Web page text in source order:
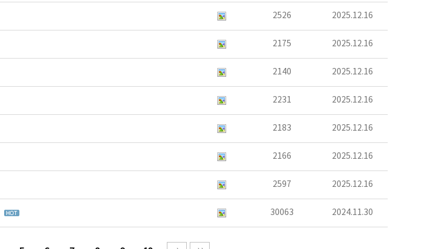
2526 2025.12.16
2175 2025.12.16
2140 2025.12.16
2231 2025.12.16
2183 2025.12.16
2166 2025.12.16
2597 2025.12.16
30063 2024.11.30